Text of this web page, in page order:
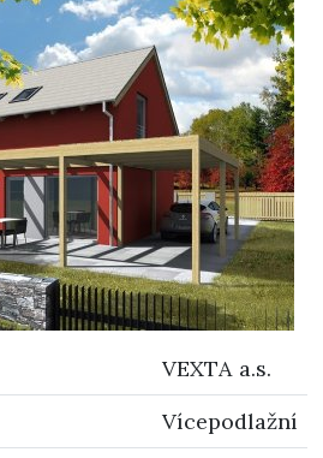
VEXTA a.s.
Vícepodlažní